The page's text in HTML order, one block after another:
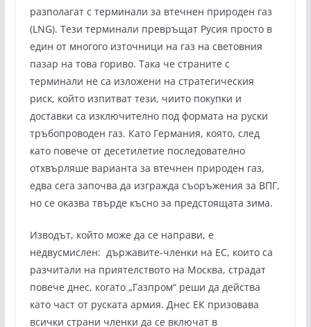
разполагат с терминали за втечнен природен газ
(LNG). Тези терминали превръщат Русия просто в
един от многого източници на газ на световния
пазар на това гориво. Така че страните с
терминали не са изложени на стратегическия
риск, който изпитват тези, чиито покупки и
доставки са изключително под формата на руски
тръбопроводен газ. Като Германия, която, след
като повече от десетилетие последователно
отхвърляше варианта за втечнен природен газ,
едва сега започва да изгражда съоръжения за ВПГ,
но се оказва твърде късно за предстоящата зима.
Изводът, който може да се направи, е
недвусмислен: държавите-членки на ЕС, които са
разчитали на приятелството на Москва, страдат
повече днес, когато „Газпром“ реши да действа
като част от руската армия. Днес ЕК призовава
всички страни членки да се включат в